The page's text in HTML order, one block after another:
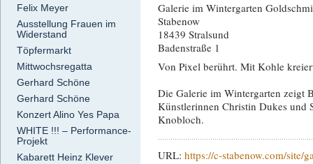
Felix Meyer
Ausstellung Frauen im
Widerstand
Töpfermarkt
Mittwochsregatta
Gerhard Schöne
Gerhard Schöne
Konzert Alino Yes Papa
WHITE !!! – Performance-
Projekt
Kabarett Heinz Klever
Galerie im Wintergarten
Stabenow
18439 Stralsund
Badenstraße 1
Von Pixel berührt. Mit Kohle
Die Galerie im Wintergarten zeigt
Künstlerinnen Christin Dukes und
Knobloch.
URL: https://c-stabenow.com/site/